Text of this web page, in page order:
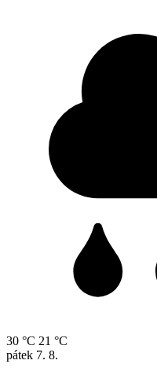
30 °C 21 °C
pátek 7. 8.